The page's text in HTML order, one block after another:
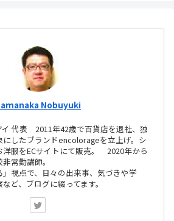
Nobuyuki
代表 2011年42歳で百貨店を退社、独
したブランドencolorageを立上げ。シ
洋服をECサイトにて販売。 2020年から
常勤講師。
」視点で、日々の出来事、気づきや学
ど、ブログに綴ってます。